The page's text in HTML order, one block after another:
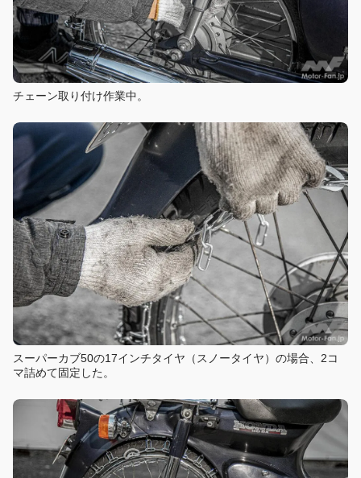
チェーン取り付け作業中。
スーパーカブ50の17インチタイヤ（スノータイヤ）の場合、2コ
マ詰めて固定した。